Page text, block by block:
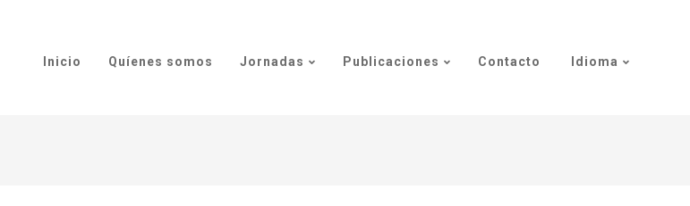
Inicio Quíenes somos Jornadas Publicaciones Contacto Idioma